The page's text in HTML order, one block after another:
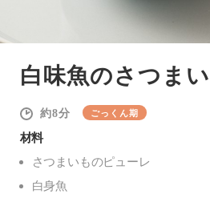
白味魚のさつま
8 ごっくん期
材料
さつまいものピューレ
白身魚